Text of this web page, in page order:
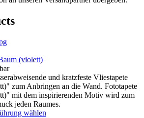
(violett)
und kratzfeste Vliestapete
zum Anbringen an die Wand. Fototapete
mit dem inspirierenden Motiv wird zum
jeden Raumes.
wählen